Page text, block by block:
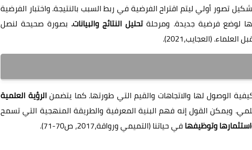
تصور أولي ليتم اقتراح الفرضية في ربط السبب بالنتيجة. واختبار الفرضية
لوضع فرضية جديدة. ومرحلةتحليل النتائج والبيانات. بصورة صحيحة لنصل
(العجايب،2021).
الوصول لها والاتجاهات والقيم التي طورتها. كما يتضمنالرؤية العلمية
ويمكن القول إنه فهم البنية المعرفية والطريقة المنهجية التي تسمح
وتوظيفهافي حياتنا (التميمي ورواقة،2017، ص70-71).